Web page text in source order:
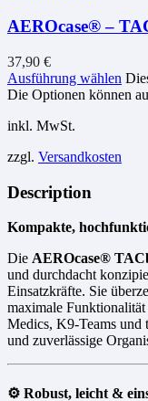
AEROcase® –
37,90 €
Ausführung wählen
Die Optionen können
inkl. MwSt.
zzgl. Versandkosten
Description
Kompakte,
Die AEROcase®
und durchdacht
Einsatzkräfte. Sie
maximale
Medics, K9-Teams und
und zuverlässige
⚙️ Robust, leicht &